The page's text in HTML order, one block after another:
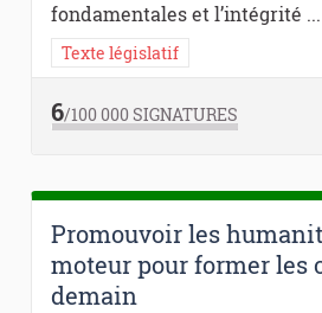
fondamentales et l’intégrité ...
Texte législatif
6/100 000SIGNATURES
Promouvoir les
moteur pour former les
demain